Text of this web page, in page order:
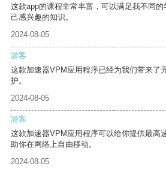
这款app的课程非常丰富，可以满足我不同
己感兴趣的知识。
2024-08-05
游客
这款加速器VPM应用程序已经为我们带来了
护。
2024-08-05
游客
这款加速器VPM应用程序可以给你提供最高
助你在网络上自由移动。
2024-08-05